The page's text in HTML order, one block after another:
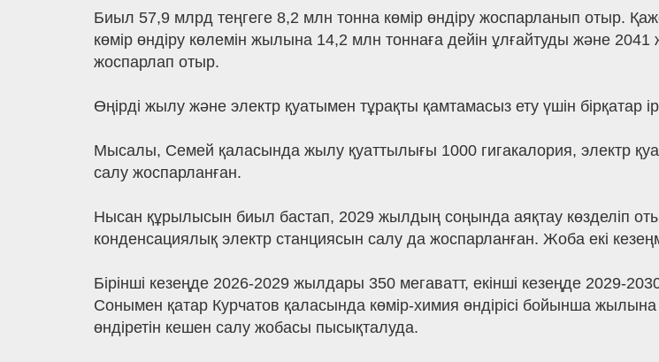
Биыл 57,9 млрд теңгеге 8,2 млн тонна көмір өндіру жоспарланып отыр.
көмір өндіру көлемін жылына 14,2 млн тоннаға дейін ұлғайтуды және
жоспарлап отыр.
Өңірді жылу және электр қуатымен тұрақты қамтамасыз ету үшін бірқатар
Мысалы, Семей қаласында жылу қуаттылығы 1000 гигакалория, электр
салу жоспарланған.
Нысан құрылысын биыл бастап, 2029 жылдың соңында аяқтау көзделіп
конденсациялық электр станциясын салу да жоспарланған. Жоба екі
Бірінші кезеңде 2026-2029 жылдары 350 мегаватт, екінші кезеңде 2029-
Сонымен қатар Курчатов қаласында көмір-химия өндірісі бойынша
өндіретін кешен салу жобасы пысықталуда.